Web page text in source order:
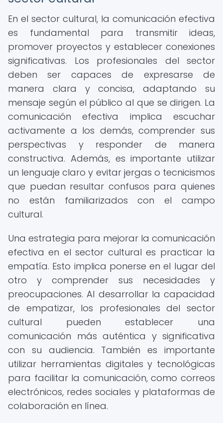
En el sector cultural, la comunicación efectiva
es fundamental para transmitir ideas,
promover proyectos y establecer conexiones
significativas. Los profesionales del sector
deben ser capaces de expresarse de
manera clara y concisa, adaptando su
mensaje según el público al que se dirigen. La
comunicación efectiva implica escuchar
activamente a los demás, comprender sus
perspectivas y responder de manera
constructiva. Además, es importante utilizar
un lenguaje claro y evitar jergas o tecnicismos
que puedan resultar confusos para quienes
no están familiarizados con el campo
cultural.
Una estrategia para mejorar la comunicación
efectiva en el sector cultural es practicar la
empatía. Esto implica ponerse en el lugar del
otro y comprender sus necesidades y
preocupaciones. Al desarrollar la capacidad
de empatizar, los profesionales del sector
cultural pueden establecer una
comunicación más auténtica y significativa
con su audiencia. También es importante
utilizar herramientas digitales y tecnológicas
para facilitar la comunicación, como correos
electrónicos, redes sociales y plataformas de
colaboración en línea.